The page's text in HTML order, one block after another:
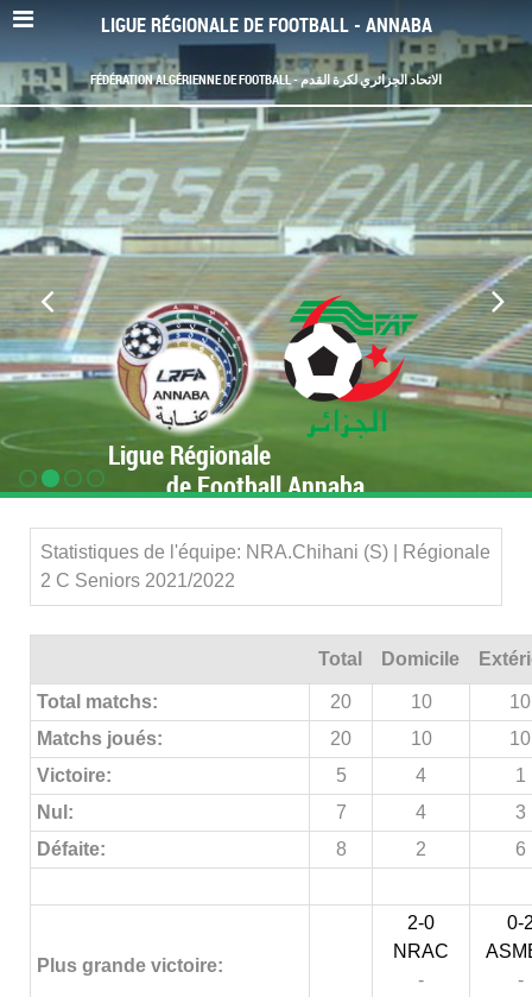
LIGUE RÉGIONALE DE FOOTBALL - ANNABA
FÉDÉRATION ALGÉRIENNE DE FOOTBALL - الاتحاد الجزائري لكرة القدم
Ligue Régionale
de Football Annaba
Statistiques de l'équipe: NRA.Chihani (S) | Régionale
2 C Seniors 2021/2022
Total Domicile
Total matchs: 20 10
10
Matchs joués:
20 10
10
Victoire:
5 4
1
Nul:
7 4
3
Défaite:
8 2 6
Plus grande victoire:
2-0
NRAC
-
0-
-